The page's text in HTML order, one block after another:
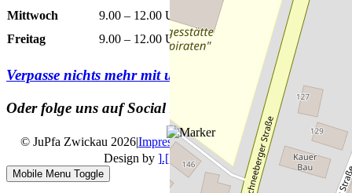
Mittwoch
9.00 – 12.00 Uhr
13.00 – 15.00 Uhr
Freitag
9.00 – 12.00 Uhr
Verpasse nichts mehr mit unserem
Newsletter
Oder folge uns auf Social Media
© JuPfa Zwickau 2026|Impressum|Datenschutz|
Design by ].[ mediengestalter
Mobile Menu Toggle